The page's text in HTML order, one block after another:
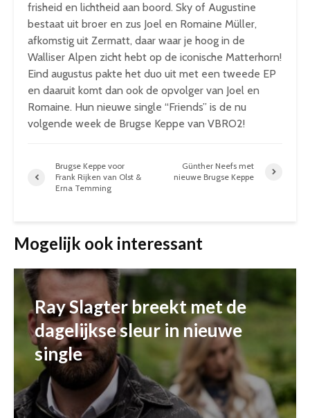
frisheid en lichtheid aan boord. Sky of Augustine
bestaat uit broer en zus Joel en Romaine Müller,
afkomstig uit Zermatt, daar waar je hoog in de
Walliser Alpen zicht hebt op de iconische Matterhorn!
Eind augustus pakte het duo uit met een tweede EP
en daaruit komt dan ook de opvolger van Joel en
Romaine. Hun nieuwe single “Friends” is de nu
volgende week de Brugse Keppe van VBRO2!
Brugse Keppe voor
Frank Rijken van Olst &
Erna Temming
Günther Neefs met
nieuwe Brugse Keppe
Mogelijk ook interessant
Ray Slagter breekt met de
dagelijkse sleur in nieuwe
single